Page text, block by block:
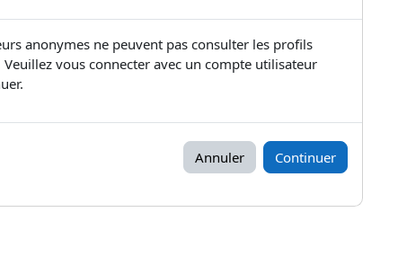
anonymes ne peuvent pas consulter les profils
vous connecter avec un compte utilisateur
Annuler Continuer